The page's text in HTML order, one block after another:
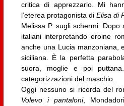
critica di apprezzarlo. Mi
l’eterea protagonista di Elisa di
Melissa P. sugli schermi.
italiani interpretando eroine
anche una Lucia manzoniana,
siciliana. È la perfetta
suora, moglie e poi
categorizzazioni del maschio.
Oggi nessuno si ricorda del
Volevo i pantaloni,